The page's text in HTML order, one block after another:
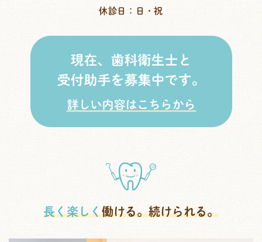
休診日：日・祝
長く楽しく働ける。続けられる。